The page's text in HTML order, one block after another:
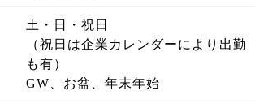
土・日・祝日
（祝日は企業カレンダーにより出勤
も有）
GW、お盆、年末年始